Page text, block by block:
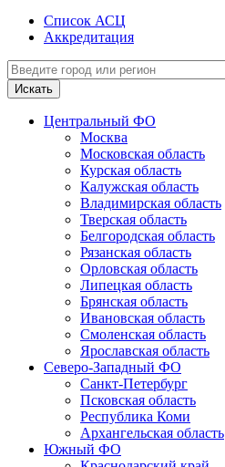
Список АСЦ
Аккредитация
Искать
Центральный ФО
Москва
Московская область
Курская область
Калужская область
Владимирская область
Тверская область
Белгородская область
Рязанская область
Орловская область
Липецкая область
Брянская область
Ивановская область
Смоленская область
Ярославская область
Северо-Западный ФО
Санкт-Петербург
Псковская область
Республика Коми
Архангельская область
Южный ФО